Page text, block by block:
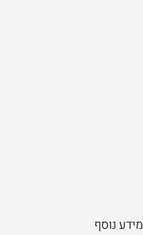
מידע נוסף